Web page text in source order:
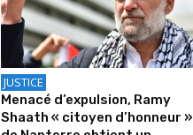
JUSTICE
Menacé d’expulsion, Ramy
Shaath « citoyen d’honneur »